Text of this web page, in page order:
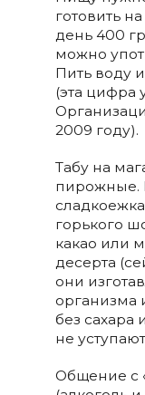
готовить
день 400
можно
Пить воду
(эта цифра
2009 году).
Табу на
пирожные.
горького
какао или
десерта
они
организма
без сахара
не
Общение с